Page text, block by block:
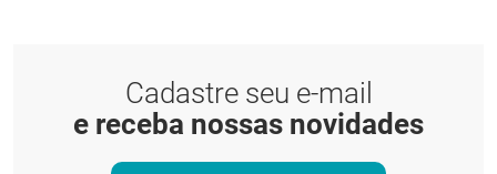
Cadastre seu e-mail
e receba nossas novidades